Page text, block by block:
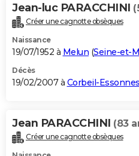
Jean-luc PARACCHINI
Créer une cagnotte obsèques
Naissance
19/07/1952 à Melun (Seine-et-
Décès
19/02/2007 à Corbeil-Essonnes
Jean PARACCHINI (83
Créer une cagnotte obsèques